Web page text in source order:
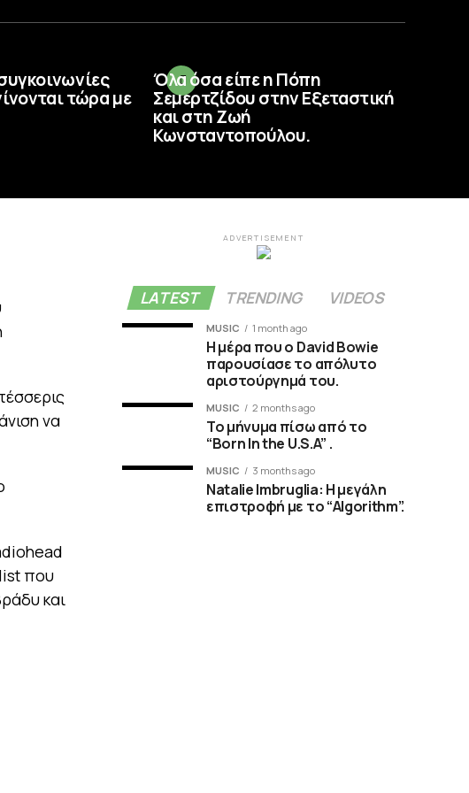
τώρα με
Όλα όσα είπε η Πόπη
Σεμερτζίδου στην Εξεταστική
και στη Ζωή
Κωνσταντοπούλου.
να
που
και
ADVERTISEMENT
LATEST TRENDING VIDEOS
MUSIC 1 month ago
Η μέρα που ο David Bowie
παρουσίασε το απόλυτο
αριστούργημά του.
MUSIC 2 months ago
Το μήνυμα πίσω από το
“Born In the U.S.A” .
MUSIC 3 months ago
Natalie Imbruglia: Η μεγάλη
επιστροφή με το “Algorithm”.